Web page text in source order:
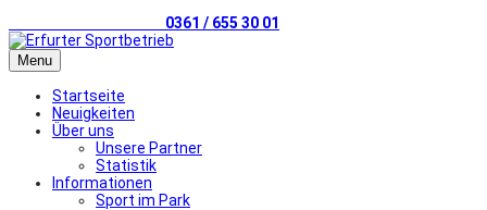
0361 / 655 30 01
Menu
Startseite
Neuigkeiten
Über uns
Unsere Partner
Statistik
Informationen
Sport im Park